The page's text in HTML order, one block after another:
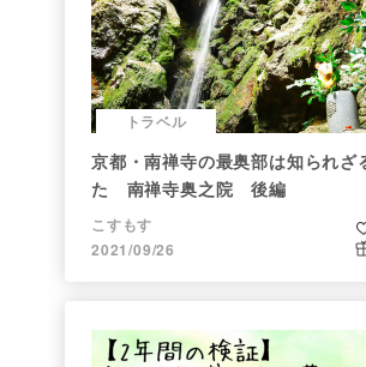
トラベル
京都・南禅寺の最奥部は知られざ
た 南禅寺奥之院 後編
こすもす
2021/09/26